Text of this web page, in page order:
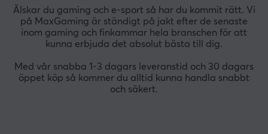
Älskar du gaming och e-sport så har du kommit rätt. Vi
på MaxGaming är ständigt på jakt efter de senaste
inom gaming och finkammar hela branschen för att
kunna erbjuda det absolut bästa till dig.
Med vår snabba 1-3 dagars leveranstid och 30 dagars
öppet köp så kommer du alltid kunna handla snabbt
och säkert.